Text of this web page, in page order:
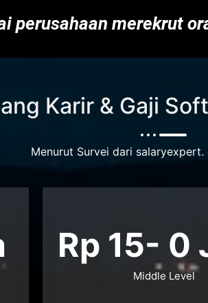
perusahaan merekrut
Karir & Gaji
Menurut Survei dari salaryexpert.
Rp 15- 0
Middle Level